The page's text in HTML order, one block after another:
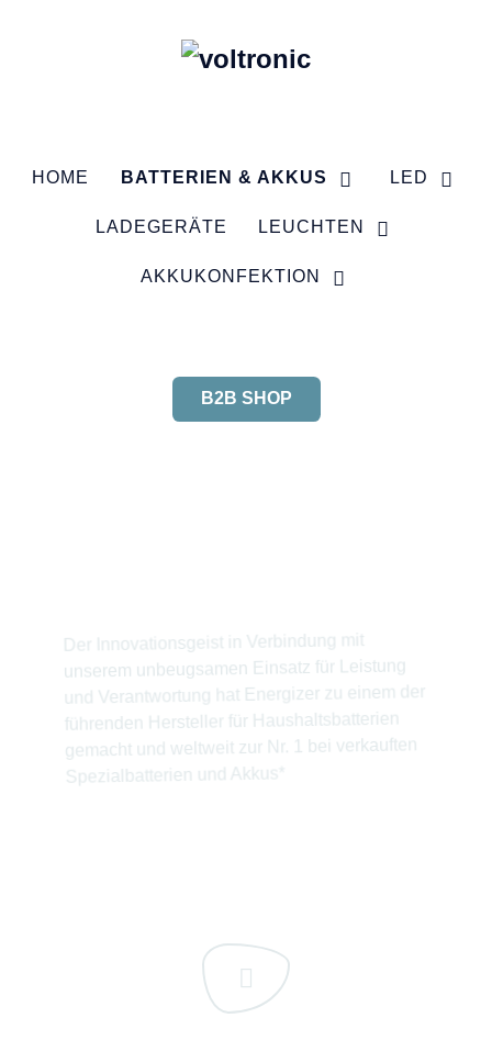
HOME BATTERIEN & AKKUS LED
LADEGERÄTE LEUCHTEN
AKKUKONFEKTION
B2B SHOP
Der Innovationsgeist in Verbindung mit
unserem unbeugsamen Einsatz für Leistung
und Verantwortung hat Energizer zu einem der
führenden Hersteller für Haushaltsbatterien
gemacht und weltweit zur Nr. 1 bei verkauften
Spezialbatterien und Akkus*